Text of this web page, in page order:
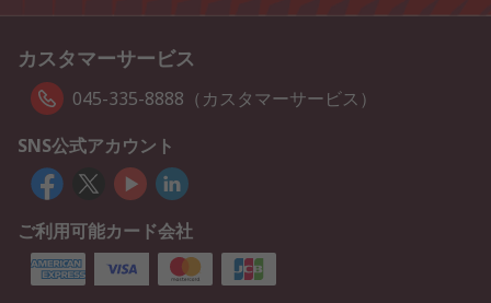
カスタマーサービス
045-335-8888（カスタマーサービス）
SNS公式アカウント
ご利用可能カード会社